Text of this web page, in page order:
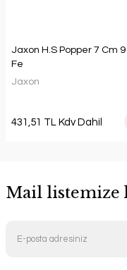
Jaxon H.S Popper 7 Cm
Fe
Jaxon
431,51 TL Kdv Dahil
Mail listemize